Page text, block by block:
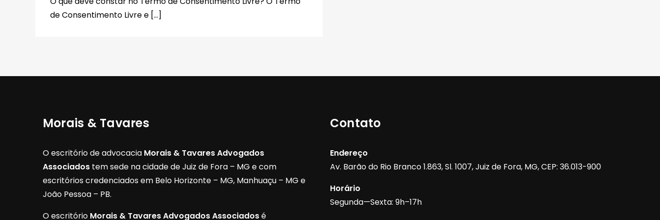
de Consentimento Livre e […]
Morais & Tavares
O escritório de advocacia Morais & Tavares Advogados
Associados tem sede na cidade de Juiz de Fora – MG e com
escritórios credenciados em Belo Horizonte – MG, Manhuaçu – MG e
João Pessoa – PB.
O escritório Morais & Tavares Advogados Associadosé
Contato
Endereço
Av. Barão do Rio Branco 1.863, Sl. 1007, Juiz de Fora, MG, CEP: 36.013-900
Horário
Segunda—Sexta: 9h–17h